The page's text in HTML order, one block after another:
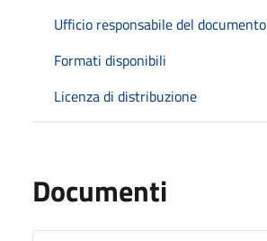
Ufficio responsabile del documento
Formati disponibili
Licenza di distribuzione
Documenti